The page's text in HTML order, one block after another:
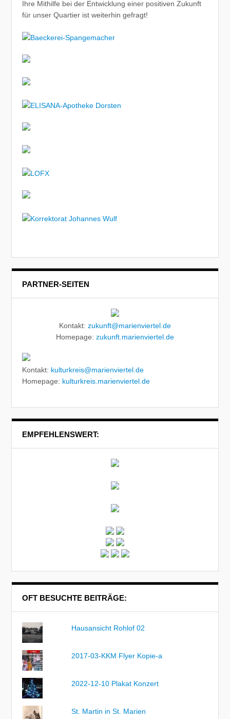
Ihre Mithilfe bei der Entwicklung einer positiven Zukunft
für unser Quartier ist weiterhin gefragt!
PARTNER-SEITEN
Kontakt: zukunft@marienviertel.de
Homepage: zukunft.marienviertel.de
Kontakt: kulturkreis@marienviertel.de
Homepage: kulturkreis.marienviertel.de
EMPFEHLENSWERT:
OFT BESUCHTE BEITRÄGE:
Hausansicht Rohlof 02
2017-03-KKM Flyer Kopie-a
2022-12-10 Plakat Konzert
St. Martin in St. Marien